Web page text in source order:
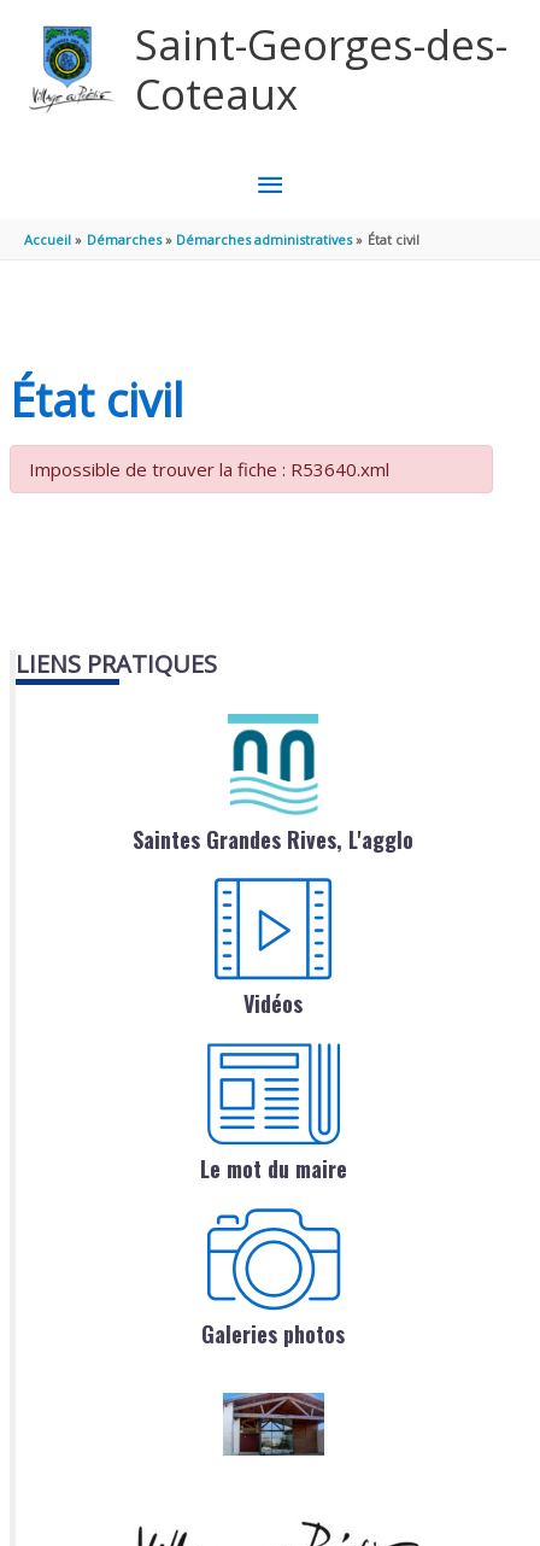
Saint-Georges-des-
Coteaux
MENU
PRINCIPAL
Accueil Démarches Démarches administratives État civil
État civil
Impossible de trouver la fiche : R53640.xml
LIENS PRATIQUES
Saintes Grandes Rives, L'agglo
Vidéos
Le mot du maire
Galeries photos